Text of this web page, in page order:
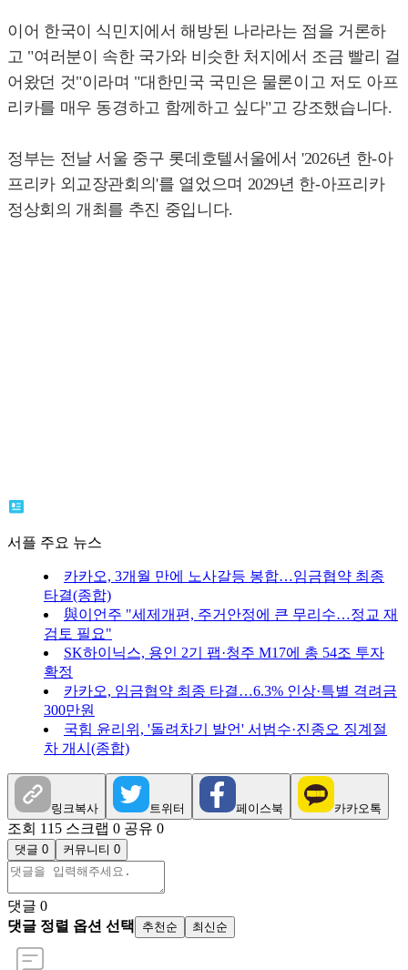
이어 한국이 식민지에서 해방된 나라라는 점을 거론하
고 "여러분이 속한 국가와 비슷한 처지에서 조금 빨리 걸
어왔던 것"이라며 "대한민국 국민은 물론이고 저도 아프
리카를 매우 동경하고 함께하고 싶다"고 강조했습니다.
정부는 전날 서울 중구 롯데호텔서울에서 '2026년 한-아
프리카 외교장관회의'를 열었으며 2029년 한-아프리카
정상회의 개최를 추진 중입니다.
서플 주요 뉴스
카카오, 3개월 만에 노사갈등 봉합…임금협약 최종
타결(종합)
與이언주 "세제개편, 주거안정에 큰 무리수…정교 재
검토 필요"
SK하이닉스, 용인 2기 팹·청주 M17에 총 54조 투자
확정
카카오, 임금협약 최종 타결…6.3% 인상·특별 격려금
300만원
국힘 윤리위, '돌려차기 발언' 서범수·진종오 징계절
차 개시(종합)
링크복사 트위터 페이스북 카카오톡
조회 115 스크랩 0 공유 0
댓글 0 커뮤니티 0
댓글 0
댓글 정렬 옵션 선택
추천순 최신순